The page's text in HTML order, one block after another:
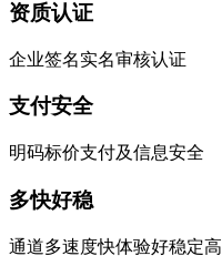
资质认证
企业签名实名审核认证
支付安全
明码标价支付及信息安全
多快好稳
通道多速度快体验好稳定高